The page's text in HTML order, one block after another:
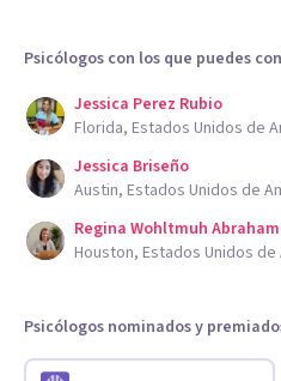
Psicólogos con los que puedes
Jessica Perez Rubio
Florida, Estados Unidos de
Jessica Briseño
Austin, Estados Unidos de
Regina Wohltmuh Abraham
Houston, Estados Unidos de
Psicólogos nominados y